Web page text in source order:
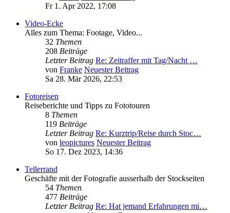
Fr 1. Apr 2022, 17:08
Video-Ecke
Alles zum Thema: Footage, Video...
32 Themen
208 Beiträge
Letzter Beitrag Re: Zeitraffer mit Tag/Nacht …
von Franke Neuester Beitrag
Sa 28. Mär 2026, 22:53
Fotoreisen
Reiseberichte und Tipps zu Fototouren
8 Themen
119 Beiträge
Letzter Beitrag Re: Kurztrip/Reise durch Stoc…
von leopictures Neuester Beitrag
So 17. Dez 2023, 14:36
Tellerrand
Geschäfte mit der Fotografie ausserhalb der Stockseiten
54 Themen
477 Beiträge
Letzter Beitrag Re: Hat jemand Erfahrungen mi…